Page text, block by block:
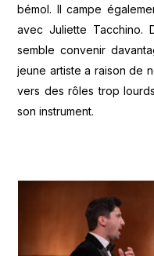
bémol. Il campe
avec Juliette Tacchino.
semble convenir
jeune artiste a raison de
vers des rôles trop
son instrument.